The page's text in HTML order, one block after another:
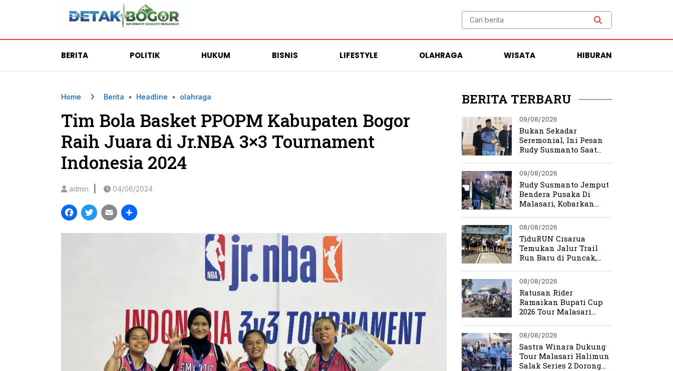
BERITA POLITIK HUKUM BISNIS LIFESTYLE OLAHRAGA WISATA HIBURAN
Home Berita • Headline • olahraga
Tim Bola Basket PPOPM Kabupaten Bogor
Raih Juara di Jr.NBA 3×3 Tournament
Indonesia 2024
admin 04/06/2024
Facebook
Twitter
Email
BERITA TERBARU
09/08/2026
Bukan Sekadar
Seremonial, Ini Pesan
Rudy Susmanto Saat
09/08/2026
Rudy Susmanto Jemput
Bendera Pusaka Di
Malasari, Kobarkan
Perjuangan
08/08/2026
TiduRUN Cisarua
Temukan Jalur Trail
Run Baru di Puncak,
Ketagihan
08/08/2026
Ratusan Rider
Ramaikan Bupati Cup
2026 Tour Malasari
08/08/2026
Sastra Winara Dukung
Tour Malasari Halimun
Salak Series 2 Dorong